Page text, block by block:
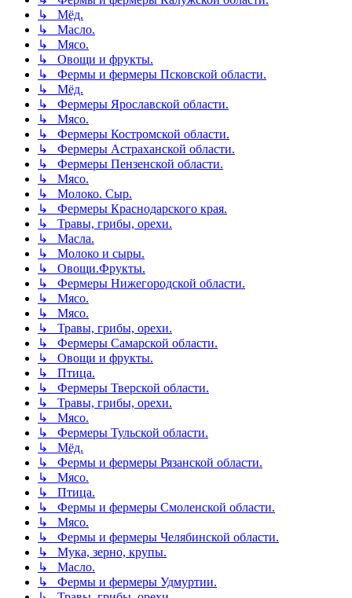
↳ Мёд.
↳ Масло.
↳ Мясо.
↳ Овощи и фрукты.
↳ Фермы и фермеры Псковской области.
↳ Мёд.
↳ Фермеры Ярославской области.
↳ Мясо.
↳ Фермеры Костромской области.
↳ Фермеры Астраханской области.
↳ Фермеры Пензенской области.
↳ Мясо.
↳ Молоко. Сыр.
↳ Фермеры Краснодарского края.
↳ Травы, грибы, орехи.
↳ Масла.
↳ Молоко и сыры.
↳ Овощи.Фрукты.
↳ Фермеры Нижегородской области.
↳ Мясо.
↳ Мясо.
↳ Травы, грибы, орехи.
↳ Фермеры Самарской области.
↳ Овощи и фрукты.
↳ Птица.
↳ Фермеры Тверской области.
↳ Травы, грибы, орехи.
↳ Мясо.
↳ Фермеры Тульской области.
↳ Мёд.
↳ Фермы и фермеры Рязанской области.
↳ Мясо.
↳ Птица.
↳ Фермы и фермеры Смоленской области.
↳ Мясо.
↳ Фермы и фермеры Челябинской области.
↳ Мука, зерно, крупы.
↳ Масло.
↳ Фермы и фермеры Удмуртии.